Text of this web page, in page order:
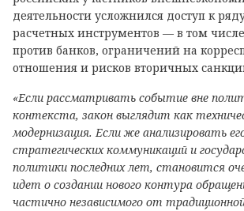
деятельности усложнился доступ к
расчетных инструментов — в том
против банков, ограничений на
отношения и рисков вторичных
«Если рассматривать событие вне
контекста, закон выглядит как
модернизация. Если же анализировать
стратегических коммуникаций и
политики последних лет, становится
идет о создании нового контура
частично независимого от